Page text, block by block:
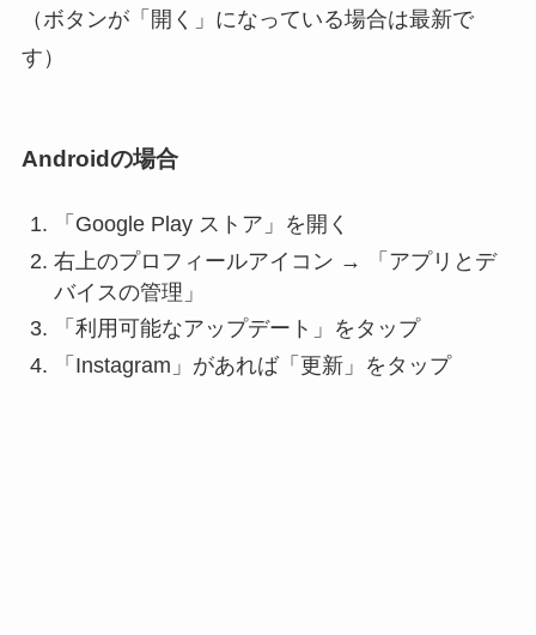
（ボタンが「開く」になっている場合は最新で
す）
Androidの場合
「Google Play ストア」を開く
右上のプロフィールアイコン → 「アプリとデ
バイスの管理」
「利用可能なアップデート」をタップ
「Instagram」があれば「更新」をタップ